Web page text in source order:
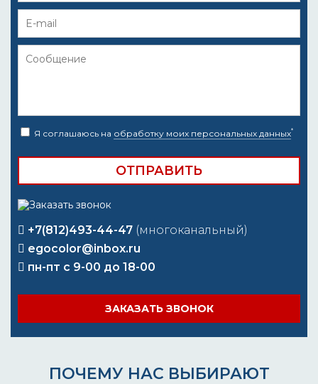
Я соглашаюсь на обработку моих персональных данных*
+7(812)493-44-47 (многоканальный)
egocolor@inbox.ru
пн-пт с 9-00 до 18-00
ЗАКАЗАТЬ ЗВОНОК
ПОЧЕМУ НАС ВЫБИРАЮТ